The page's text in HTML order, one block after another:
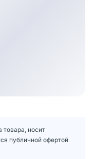
товара, носит
публичной офертой